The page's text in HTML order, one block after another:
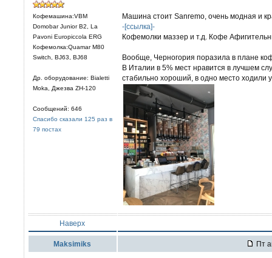
Кофемашина:VBM
Domobar Junior B2, La
Pavoni Europiccola ERG
Кофемолка:Quamar M80
Switch, BJ63, BJ68
Др. оборудование: Bialetti
Moka, Джезва ZH-120
Сообщений: 646
Спасибо сказали 125 раз в
79 постах
Машина стоит Sanremo, очень модная и
-[ссылка]-
Кофемолки маззер и т.д. Кофе
Вообще, Черногория поразила в плане
В Италии в 5% мест нравится в лучшем
стабильно хороший, в одно место ходили
Наверх
Maksimiks Пт